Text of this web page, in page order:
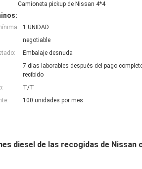
Camioneta pickup de Nissan 4*4
1 UNIDAD
negotiable
Embalaje desnuda
7 días laborables después del pago
recibido
T/T
100 unidades por mes
diesel de las recogidas de Nissan